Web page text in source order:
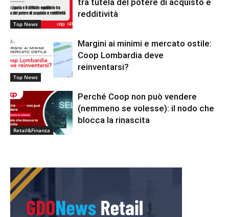
Top News
tra tutela del potere di acquisto e
redditività
Top News
Margini ai minimi e mercato ostile:
Coop Lombardia deve
reinventarsi?
Retail&Finanza
Perché Coop non può vendere
(nemmeno se volesse): il nodo che
blocca la rinascita